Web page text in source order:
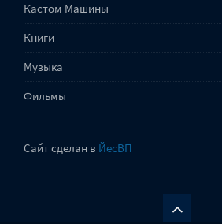
Кастом Машины
Книги
Музыка
Фильмы
Сайт сделан в ЙесВП